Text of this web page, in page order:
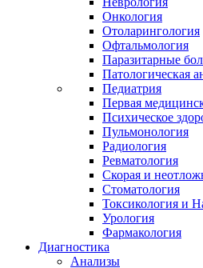
Онкология
Отоларингология
Офтальмология
Паразитарные
Патологическая
Педиатрия
Первая
Психическое
Пульмонология
Радиология
Ревматология
Скорая и
Стоматология
Токсикология и
Урология
Фармакология
Диагностика
Анализы